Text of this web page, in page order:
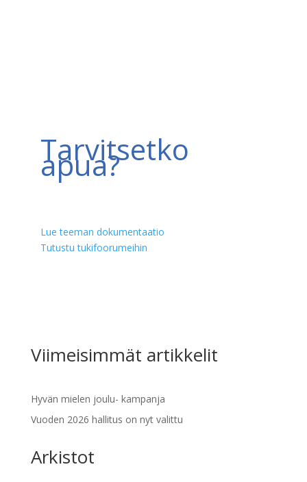
Tarvitsetko
apua?
Lue teeman dokumentaatio
Tutustu tukifoorumeihin
Viimeisimmät artikkelit
Hyvän mielen joulu- kampanja
Vuoden 2026 hallitus on nyt valittu
Arkistot